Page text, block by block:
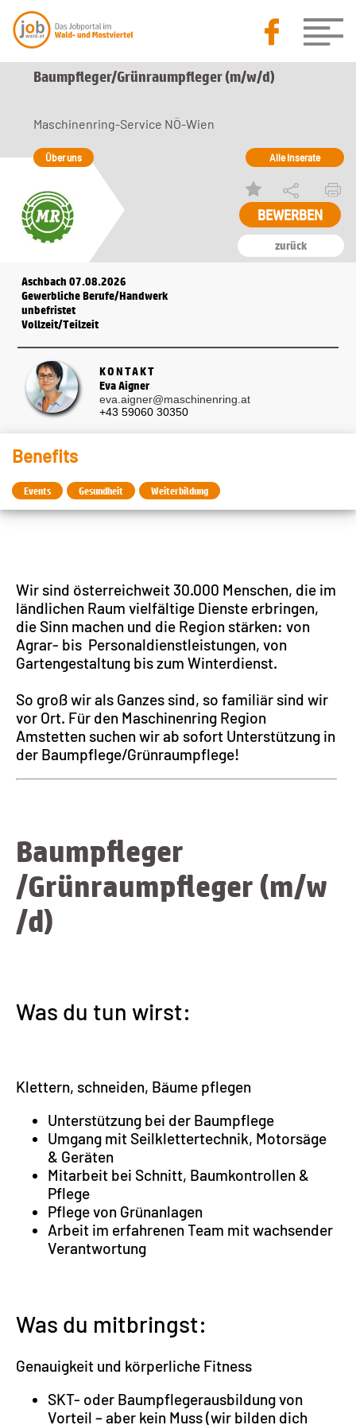
Baumpfleger​/Grünraumpfleger (m​/w​/d)
zurück
Maschinenring-Service NÖ-Wien
Über uns Alle Inserate
Aschbach 07.08.2026
Gewerbliche Berufe/Handwerk
unbefristet
Vollzeit/Teilzeit
KONTAKT
Eva Aigner
eva.aigner@maschinenring.at
+43 59060 30350
Benefits
Events Gesundheit Weiterbildung
Wir sind österreichweit 30.000 Menschen, die im
ländlichen Raum vielfältige Dienste erbringen,
die Sinn machen und die Region stärken: von
Agrar- bis Personaldienstleistungen, von
Gartengestaltung bis zum Winterdienst.
So groß wir als Ganzes sind, so familiär sind wir
vor Ort. Für den Maschinenring Region
Amstetten suchen wir ab sofort Unterstützung in
der Baumpflege/Grünraumpflege!
Baumpfleger​
/Grünraumpfleger (m​/w​
/d)
Was du tun wirst:
Klettern, schneiden, Bäume pflegen
Unterstützung bei der Baumpflege
Umgang mit Seilklettertechnik, Motorsäge
& Geräten
Mitarbeit bei Schnitt, Baumkontrollen &
Pflege
Pflege von Grünanlagen
Arbeit im erfahrenen Team mit wachsender
Verantwortung
Was du mitbringst:
Genauigkeit und körperliche Fitness
SKT- oder Baumpflegerausbildung von
Vorteil – aber kein Muss (wir bilden dich